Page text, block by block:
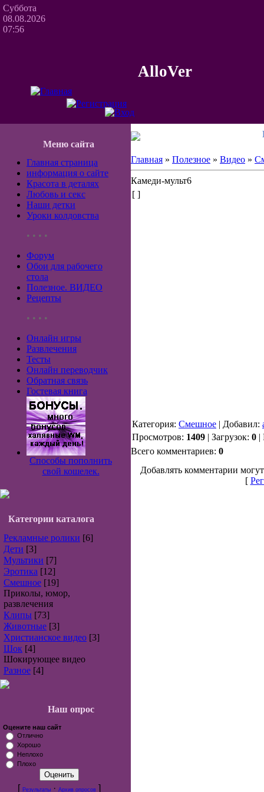
Суббота
08.08.2026
07:56
AlloVer
Меню сайта
Главная страница
информация о сайте
Красота в деталях
Любовь и секс
Наши детки
Уроки колдовства
• • • •
Форум
Обои для рабочего
стола
Полезное. ВИДЕО
Рецепты
• • • •
Онлайн игры
Развлечения
Тесты
Онлайн переводчик
Обратная связь
Гостевая книга
Способы пополнить
свой кошелек.
Категории каталога
Рекламные ролики [6]
Дети [3]
Мультики [7]
Эротика [12]
Смешное [19]
Приколы, юмор,
развлечения
Клипы [73]
Животные [3]
Христианское видео [3]
Шок [4]
Шокирующее видео
Разное [4]
Наш опрос
Оцените наш сайт
Отлично
Хорошо
Неплохо
Плохо
[ Результаты· Архив опросов]
Главная » Полезное » Видео »
Камеди-мульт6
[ ]
Категория: Смешное | Добавил:
Просмотров: 1409 | Загрузок: 0 |
Всего комментариев: 0
Добавлять комментарии
[